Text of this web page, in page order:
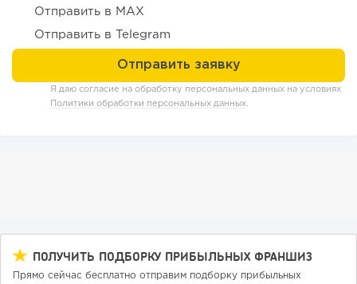
Конференции августа 2026: лучшие мероприятия месяца
для бизнеса,...
Отправить в MAX
Отправить в Telegram
Я даю согласие на обработку персональных данных на условиях
Политики обработки персональных данных.
ПОЛУЧИТЬ ПОДБОРКУ ПРИБЫЛЬНЫХ ФРАНШИЗ
Прямо сейчас бесплатно отправим подборку прибыльных